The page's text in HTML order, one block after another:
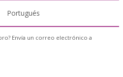
Portugués
Envía un correo electrónico a